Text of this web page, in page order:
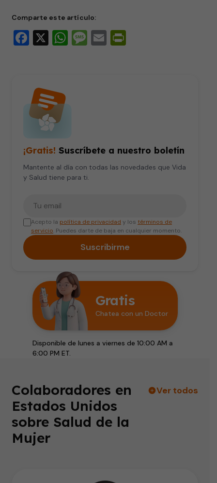
Comparte este artículo:
Facebook
X WhatsApp
Message
Email
¡Gratis! Suscríbete a nuestro boletín
Mantente al día con todas las novedades que Vida
y Salud tiene para ti.
Acepto la política de privacidad y los términos de
servicio. Puedes darte de baja en cualquier momento.
Suscribirme
Gratis
Chatea con un Doctor
Disponible de lunes a viernes de 10:00 AM a
6:00 PM ET.
Colaboradores en
Estados Unidos
sobre Salud de la
Mujer
Ver todos